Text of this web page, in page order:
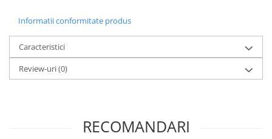
Informatii conformitate produs
Caracteristici
Review-uri(0)
RECOMANDARI